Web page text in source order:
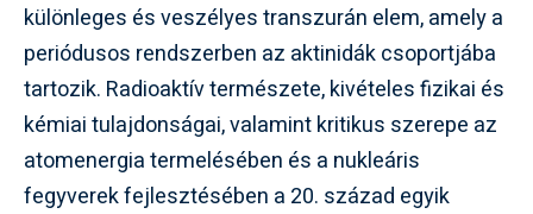
különleges és veszélyes transzurán elem, amely a
periódusos rendszerben az aktinidák csoportjába
tartozik. Radioaktív természete, kivételes fizikai és
kémiai tulajdonságai, valamint kritikus szerepe az
atomenergia termelésében és a nukleáris
fegyverek fejlesztésében a 20. század egyik